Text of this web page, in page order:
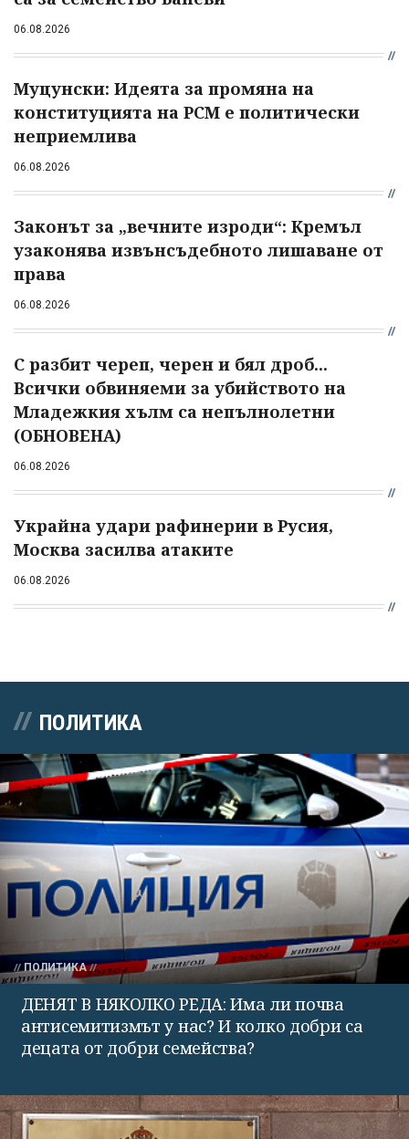
06.08.2026
Муцунски: Идеята за промяна на
конституцията на РСМ е политически
неприемлива
06.08.2026
Законът за „вечните изроди“: Кремъл
узаконява извънсъдебното лишаване от
права
06.08.2026
С разбит череп, черен и бял дроб...
Всички обвиняеми за убийството на
Младежкия хълм са непълнолетни
(ОБНОВЕНА)
06.08.2026
Украйна удари рафинерии в Русия,
Москва засилва атаките
06.08.2026
ПОЛИТИКА
ПОЛИТИКА
ДЕНЯТ В НЯКОЛКО РЕДА: Има ли почва
антисемитизмът у нас? И колко добри са
децата от добри семейства?